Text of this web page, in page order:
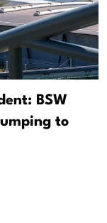
BSW
to